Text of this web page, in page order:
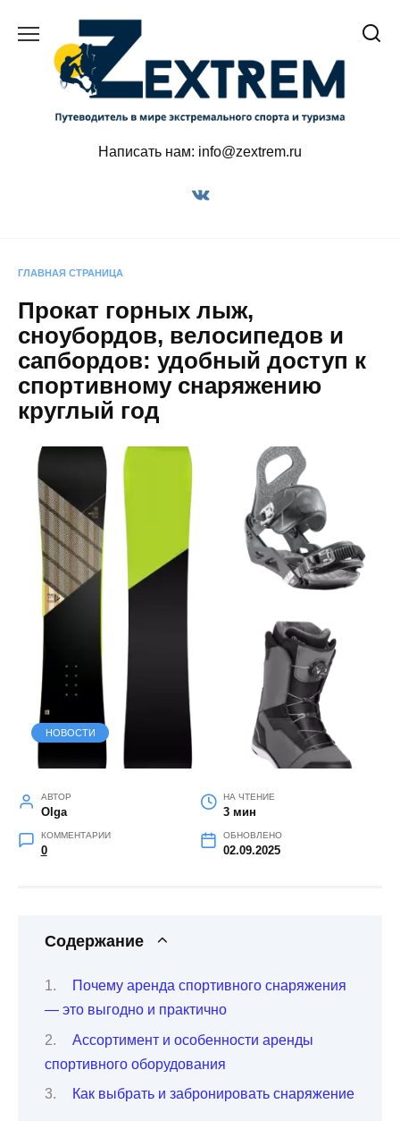
содержанию
Написать нам: info@zextrem.ru
ГЛАВНАЯ СТРАНИЦА
Прокат горных лыж,
сноубордов, велосипедов и
сапбордов: удобный доступ к
спортивному снаряжению
круглый год
НОВОСТИ
АВТОР
Olga
НА ЧТЕНИЕ
3 мин
КОММЕНТАРИИ
0
ОБНОВЛЕНО
02.09.2025
Содержание
Почему аренда спортивного снаряжения
— это выгодно и практично
Ассортимент и особенности аренды
спортивного оборудования
Как выбрать и забронировать снаряжение